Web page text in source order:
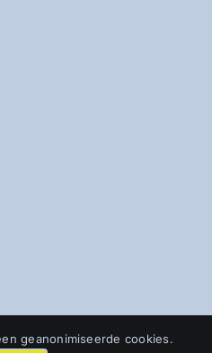
geanonimiseerde cookies.